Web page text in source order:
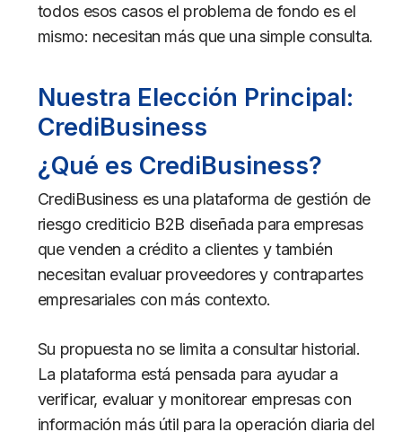
todos esos casos el problema de fondo es el
mismo: necesitan más que una simple consulta.
Nuestra Elección Principal:
CrediBusiness
¿Qué es CrediBusiness?
CrediBusiness es una plataforma de gestión de
riesgo crediticio B2B diseñada para empresas
que venden a crédito a clientes y también
necesitan evaluar proveedores y contrapartes
empresariales con más contexto.
Su propuesta no se limita a consultar historial.
La plataforma está pensada para ayudar a
verificar, evaluar y monitorear empresas con
información más útil para la operación diaria del